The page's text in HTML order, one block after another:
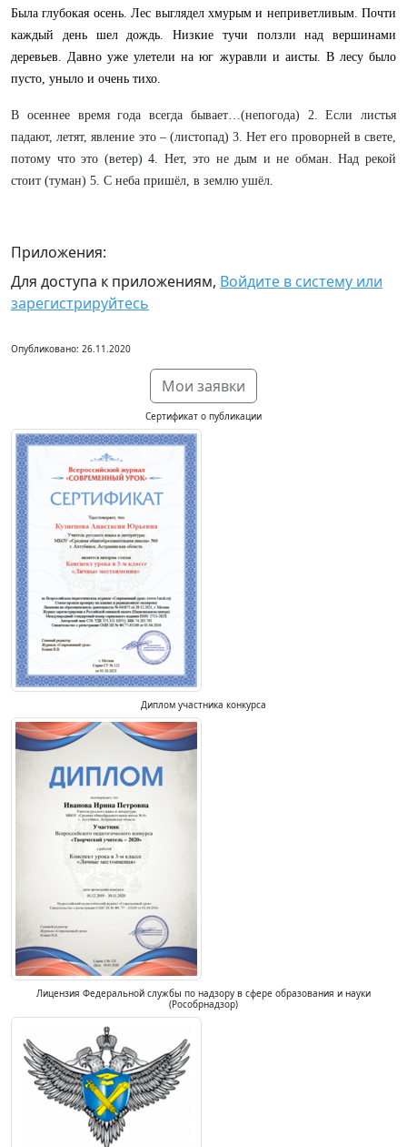
Была глубокая осень. Лес выглядел хмурым и неприветливым. Почти
каждый день шел дождь. Низкие тучи ползли над вершинами
деревьев. Давно уже улетели на юг журавли и аисты. В лесу было
пусто, уныло и очень тихо.
В осеннее время года всегда бывает…(непогода) 2. Если листья
падают, летят, явление это – (листопад) 3. Нет его проворней в свете,
потому что это (ветер) 4. Нет, это не дым и не обман. Над рекой
стоит (туман) 5. С неба пришёл, в землю ушёл.
Приложения:
Для доступа к приложениям, Войдите в систему или
зарегистрируйтесь
Опубликовано: 26.11.2020
Мои заявки
Сертификат о публикации
Диплом участника конкурса
Лицензия Федеральной службы по надзору в сфере образования и науки
(Рособрнадзор)